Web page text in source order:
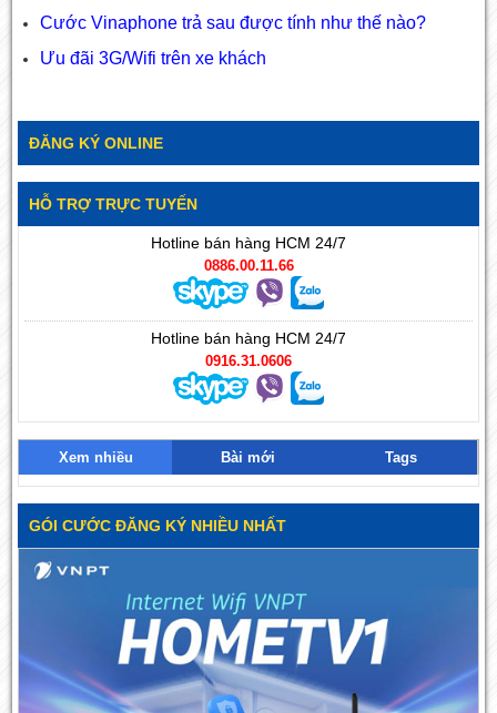
Cước Vinaphone trả sau được tính như thế nào?
Ưu đãi 3G/Wifi trên xe khách
ĐĂNG KÝ ONLINE
HỖ TRỢ TRỰC TUYẾN
Hotline bán hàng HCM 24/7
0886.00.11.66
Hotline bán hàng HCM 24/7
0916.31.0606
Xem nhiều Bài mới Tags
GÓI CƯỚC ĐĂNG KÝ NHIỀU NHẤT